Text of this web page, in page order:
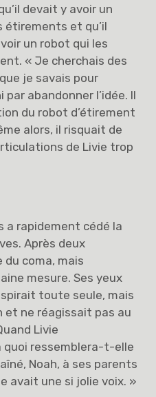
devait y avoir un
étirements et qu’il
un robot qui les
« Je cherchais des
je savais pour
par abandonner l’idée. Il
du robot d’étirement
alors, il risquait de
de Livie trop
a rapidement cédé la
Après deux
coma, mais
mesure. Ses yeux
toute seule, mais
et ne réagissait pas au
Livie
quoi ressemblera-t-elle
Noah, à ses parents
avait une si jolie voix. »